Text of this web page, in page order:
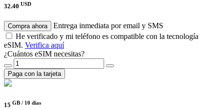
32.40 USD
Compra ahora
Entrega inmediata por email y SMS
He verificado y mi teléfono es compatible con la tecnología
eSIM. Verifica aquí
¿Cuántos eSIM necesitas?
Paga con la tarjeta
15 GB / 10 días